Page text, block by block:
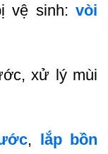
vệ sinh: vòi
xử lý mùi
, lắp bồn